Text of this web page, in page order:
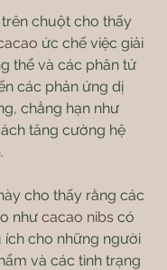
chuột cho thấy
ức chế việc giải
thể và các phân tử
các phản ứng dị
chẳng hạn như
tăng cường hệ
cho thấy rằng các
như cacao nibs có
ích cho những người
và các tình trạng